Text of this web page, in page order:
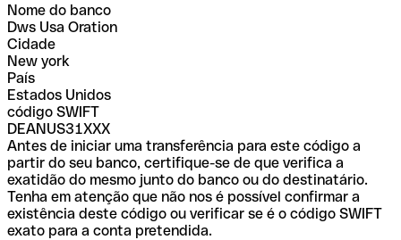
Nome do banco
Dws Usa Oration
Cidade
New york
País
Estados Unidos
código SWIFT
DEANUS31XXX
Antes de iniciar uma transferência para este código a
partir do seu banco, certifique-se de que verifica a
exatidão do mesmo junto do banco ou do destinatário.
Tenha em atenção que não nos é possível confirmar a
existência deste código ou verificar se é o código SWIFT
exato para a conta pretendida.